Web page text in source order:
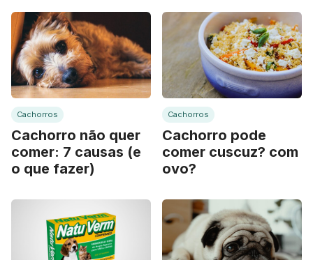
Cachorros
Cachorro não quer
comer: 7 causas (e
o que fazer)
Cachorros
Cachorro pode
comer cuscuz? com
ovo?